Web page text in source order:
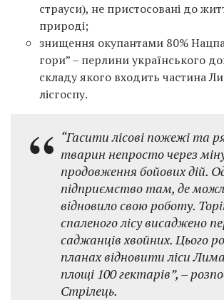
страуси), не пристосовані до
природі;
знищення окупантами 80%
гори” – перлини українського
складу якого входить частина
лісгоспу.
“Гасити лісові пожежі та
тварин непросто через
продовження бойових дій.
підприємство там, де
відновило свою роботу.
спаленого лісу висаджено
саджанців хвойних. Цього
планах відновити ліси
площі 100 гектарів”, –
Стрілець.